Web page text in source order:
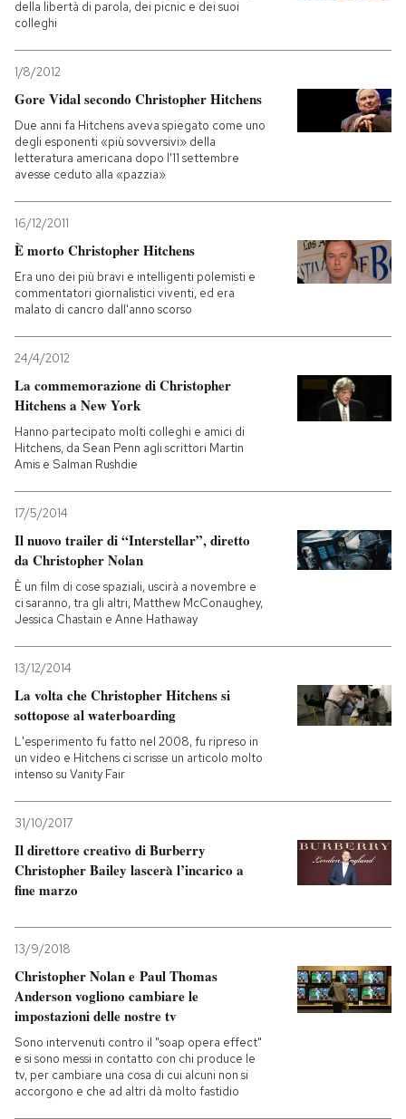
della libertà di parola, dei picnic e dei suoi
colleghi
1/8/2012
Gore Vidal secondo Christopher Hitchens
Due anni fa Hitchens aveva spiegato come uno
degli esponenti «più sovversivi» della
letteratura americana dopo l'11 settembre
avesse ceduto alla «pazzia»
16/12/2011
È morto Christopher Hitchens
Era uno dei più bravi e intelligenti polemisti e
commentatori giornalistici viventi, ed era
malato di cancro dall'anno scorso
24/4/2012
La commemorazione di Christopher
Hitchens a New York
Hanno partecipato molti colleghi e amici di
Hitchens, da Sean Penn agli scrittori Martin
Amis e Salman Rushdie
17/5/2014
Il nuovo trailer di “Interstellar”, diretto
da Christopher Nolan
È un film di cose spaziali, uscirà a novembre e
ci saranno, tra gli altri, Matthew McConaughey,
Jessica Chastain e Anne Hathaway
13/12/2014
La volta che Christopher Hitchens si
sottopose al waterboarding
L'esperimento fu fatto nel 2008, fu ripreso in
un video e Hitchens ci scrisse un articolo molto
intenso su Vanity Fair
31/10/2017
Il direttore creativo di Burberry
Christopher Bailey lascerà l’incarico a
fine marzo
13/9/2018
Christopher Nolan e Paul Thomas
Anderson vogliono cambiare le
impostazioni delle nostre tv
Sono intervenuti contro il "soap opera effect"
e si sono messi in contatto con chi produce le
tv, per cambiare una cosa di cui alcuni non si
accorgono e che ad altri dà molto fastidio